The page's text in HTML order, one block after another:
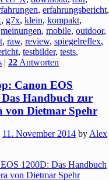
,erfahrungsbericht,
, g7x,klein,kompakt,
meinungen,mobile,outdoor,
,raw,review,spiegelreflex,
,testbilder,tests,
|22 Antworten
Canon EOS
Handbuch zur
von Dietmar Spehr
11. November 2014 by Alex